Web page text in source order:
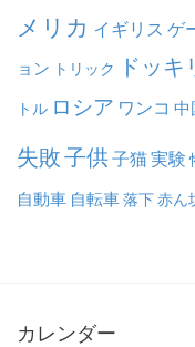
メリカ イギリス ゲ
ョン トリック ドッキ
トル ロシア ワンコ 中
失敗子供子猫実験
自動車 自転車落下赤ん
カレンダー